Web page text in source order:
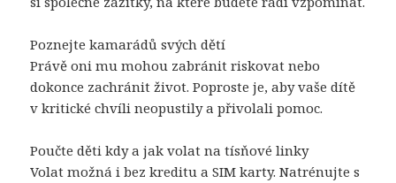
Poznejte kamarádů svých dětí
Právě oni mu mohou zabránit riskovat nebo
dokonce zachránit život. Poproste je, aby vaše dítě
v kritické chvíli neopustily a přivolali pomoc.
Poučte děti kdy a jak volat na tísňové linky
Volat možná i bez kreditu a SIM karty. Natrénujte s